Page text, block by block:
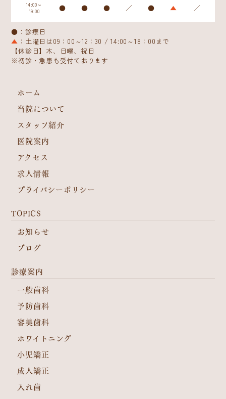
14:00～
19:00
● ● ● ／ ● ▲ ／
●：診療日
▲ ：土曜日は09：00～12：30 / 14:00～18：00まで
【休診日】木、日曜、祝日
※初診・急患も受付ております
ホーム
当院について
スタッフ紹介
医院案内
アクセス
求人情報
プライバシーポリシー
TOPICS
お知らせ
ブログ
診療案内
一般歯科
予防歯科
審美歯科
ホワイトニング
小児矯正
成人矯正
入れ歯